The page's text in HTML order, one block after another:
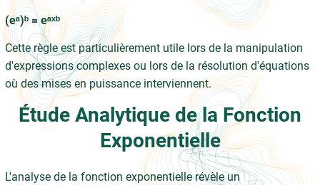
(eᵃ)ᵇ = eᵃˣᵇ
Cette règle est particulièrement utile lors de la manipulation
d'expressions complexes ou lors de la résolution d'équations
où des mises en puissance interviennent.
Étude Analytique de la Fonction
Exponentielle
L'analyse de la fonction exponentielle révèle un